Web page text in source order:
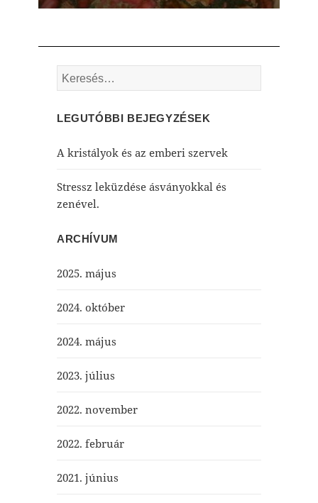
Keresés:
LEGUTÓBBI BEJEGYZÉSEK
A kristályok és az emberi szervek
Stressz leküzdése ásványokkal és
zenével.
ARCHÍVUM
2025. május
2024. október
2024. május
2023. július
2022. november
2022. február
2021. június